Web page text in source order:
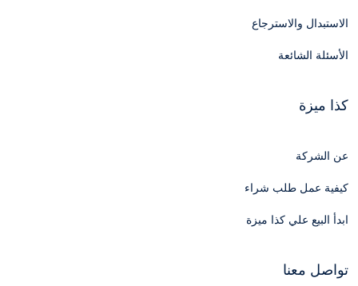
الاستبدال والاسترجاع
الأسئلة الشائعة
كذا ميزة
عن الشركة
كيفية عمل طلب شراء
ابدأ البيع علي كذا ميزة
تواصل معنا